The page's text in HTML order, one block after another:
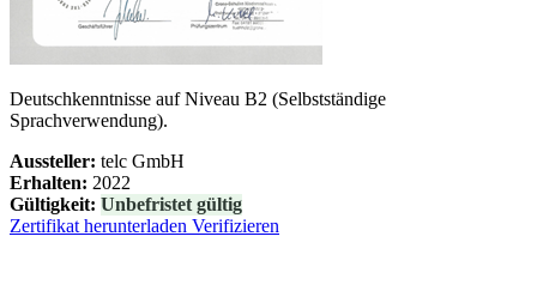
Deutschkenntnisse auf Niveau B2 (Selbstständige
Sprachverwendung).
Aussteller: telc GmbH
Erhalten: 2022
Gültigkeit: Unbefristet gültig
Zertifikat herunterladen Verifizieren